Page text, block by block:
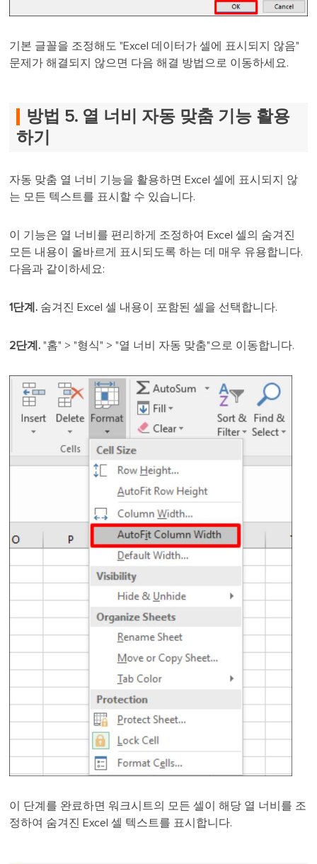
기본 글꼴을 조정해도 "Excel 데이터가 셀에 표시되지 않음"
문제가 해결되지 않으면 다음 해결 방법으로 이동하세요.
방법 5. 열 너비 자동 맞춤 기능 활용
하기
자동 맞춤 열 너비 기능을 활용하면 Excel 셀에 표시되지 않
는 모든 텍스트를 표시할 수 있습니다.
이 기능은 열 너비를 편리하게 조정하여 Excel 셀의 숨겨진
모든 내용이 올바르게 표시되도록 하는 데 매우 유용합니다.
다음과 같이하세요:
1단계. 숨겨진 Excel 셀 내용이 포함된 셀을 선택합니다.
2단계. "홈" > "형식" > "열 너비 자동 맞춤"으로 이동합니다.
이 단계를 완료하면 워크시트의 모든 셀이 해당 열 너비를 조
정하여 숨겨진 Excel 셀 텍스트를 표시합니다.